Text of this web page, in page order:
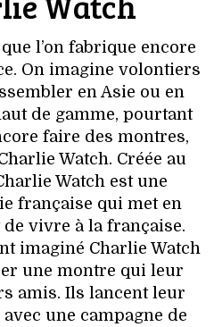
l’on fabrique encore
On imagine volontiers
en Asie ou en
de gamme, pourtant
faire des montres,
Watch. Créée au
Watch est une
française qui met en
vivre à la française.
imaginé Charlie Watch
une montre qui leur
amis. Ils lancent leur
une campagne de